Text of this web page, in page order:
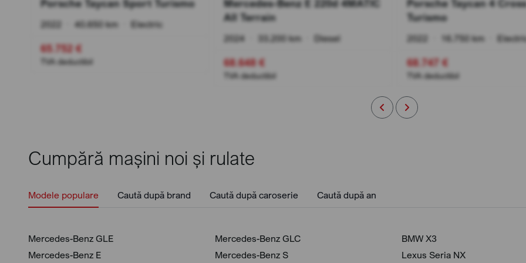
Porsche Taycan Sport Turismo
2022 40.650 km Electric
65.752 €
TVA deductibil
Mercedes-Benz E 220d 4MATIC
All Terrain
2024 33.200 km Diesel
68.648 €
TVA deductibil
Porsche Taycan 4
Turismo
2022 16.750 km
68.747 €
TVA deductibil
Cumpără mașini noi și rulate
Modele populare Caută după brand Caută după caroserie Caută după an
Mercedes-Benz GLE
Mercedes-Benz E
Mercedes-Benz GLC
Mercedes-Benz S
BMW X3
Lexus Seria NX